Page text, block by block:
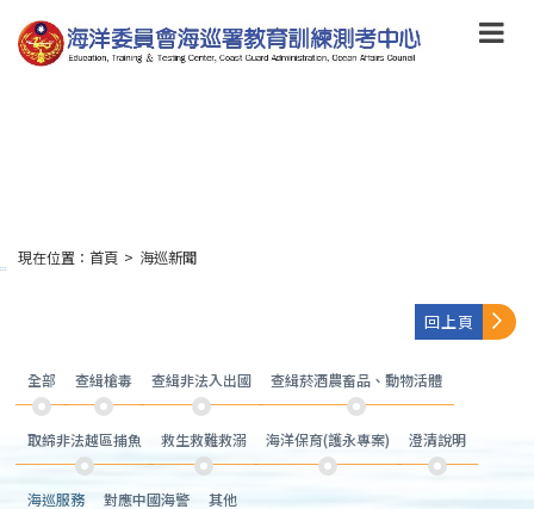
到
主
要
:::
現在位置： 首頁 > 海巡新聞
回上頁
全部 查緝槍毒 查緝非法入出國 查緝菸酒農畜品、動物活體
取締非法越區捕魚 救生救難救溺 海洋保育(護永專案) 澄清說明
海巡服務 對應中國海警 其他